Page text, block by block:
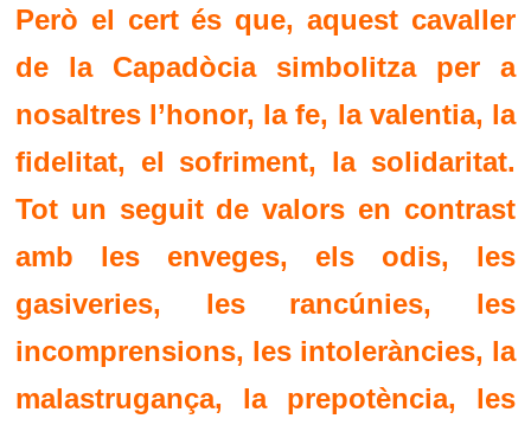
Però el cert és que, aquest cavaller
de la Capadòcia simbolitza per a
nosaltres l’honor, la fe, la valentia, la
fidelitat, el sofriment, la solidaritat.
Tot un seguit de valors en contrast
amb les enveges, els odis, les
gasiveries, les rancúnies, les
incomprensions, les intoleràncies, la
malastrugança, la prepotència, les